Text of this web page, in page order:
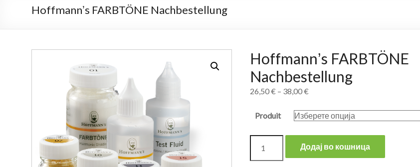
Hoffmannʼs FARBTÖNE Nachbestellung
Hoffmannʼs FARBTÖNE
Nachbestellung
26,50€ – 38,00€
Produit
Додај во кошница